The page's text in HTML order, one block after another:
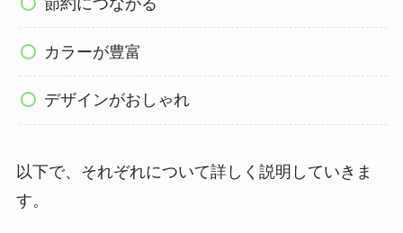
カラーが豊富
デザインがおしゃれ
以下で、それぞれについて詳しく説明していきま
す。